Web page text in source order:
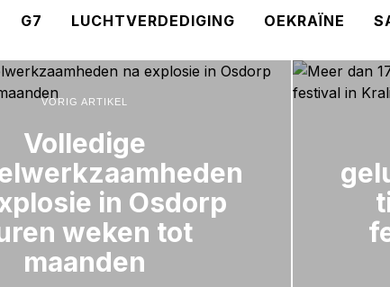
G7 LUCHTVERDEDIGING OEKRAÏNE
VORIG ARTIKEL
Volledige
in Osdorp
weken tot
maanden